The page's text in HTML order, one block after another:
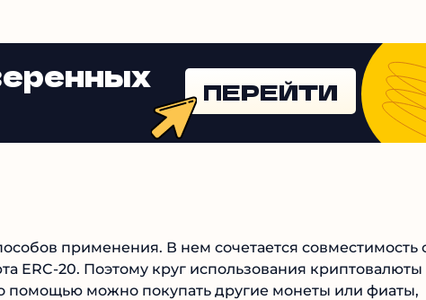
ПЕРЕЙТИ
применения. В нем сочетается совместимость
ERC-20. Поэтому круг использования криптовалюты
помощью можно покупать другие монеты или фиаты,